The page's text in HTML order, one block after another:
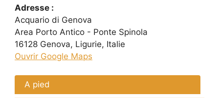
Adresse :
Acquario di Genova
Area Porto Antico - Ponte Spinola
16128 Genova, Ligurie, Italie
Ouvrir Google Maps
A pied